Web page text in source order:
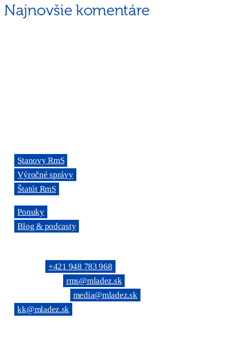
Najnovšie komentáre
Stanovy RmS
Výročné správy
Štatút RmS
Ponuky
Blog & podcasty
+421 948 783 968
rms@mladez.sk
media@mladez.sk
kk@mladez.sk